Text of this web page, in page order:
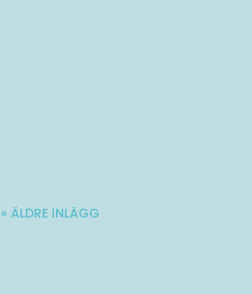
« ÄLDRE INLÄGG